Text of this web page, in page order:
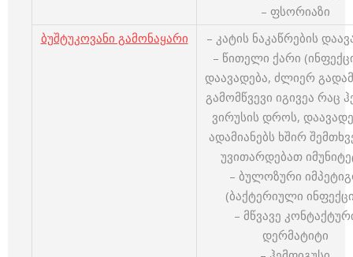
– ფსორიაზი
ბუშტუკოვანი გამონაყარი
– კატის ნაკაწრების
– წითელი ქარი
დაავადება, ძლიერ
გამომწვევი იგივეა რაც
ვირუსის დროს,
ადამიანებს ხშირ
უვითარდებათ
– ბულოზური
(ბაქტერიული
– მწვავე
დერმატიტი